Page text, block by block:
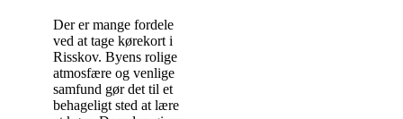
Der er mange fordele
ved at tage kørekort i
Risskov. Byens rolige
atmosfære og venlige
samfund gør det til et
behageligt sted at lære